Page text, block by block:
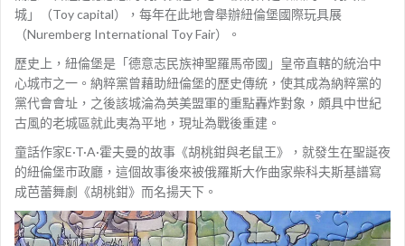
城」（Toy capital），每年在此地會舉辦紐倫堡國際玩具展
（Nuremberg International Toy Fair）。
歷史上，紐倫堡是「德意志民族神聖羅馬帝國」皇帝直轄的統治中
心城市之一。納粹黨曾藉助紐倫堡的歷史傳統，使其成為納粹黨的
黨代會會址，之後該城淪為英美盟軍的重點轟炸對象，頗具中世紀
古風的老城區就此夷為平地，現址為戰後重建。
童話作家E·T·A·霍夫曼的故事《胡桃鉗與老鼠王》，就發生在聖誕夜
的紐倫堡市政廳，這個故事後來被俄羅斯大作曲家柴科夫斯基譜寫
成芭蕾舞劇《胡桃鉗》而名揚天下。